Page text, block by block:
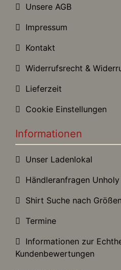
Unsere AGB
Impressum
Kontakt
Widerrufsrecht &
Lieferzeit
Cookie Einstellungen
Informationen
Unser Ladenlokal
Händleranfragen
Shirt Suche nach Größen
Termine
Informationen zur
Kundenbewertungen